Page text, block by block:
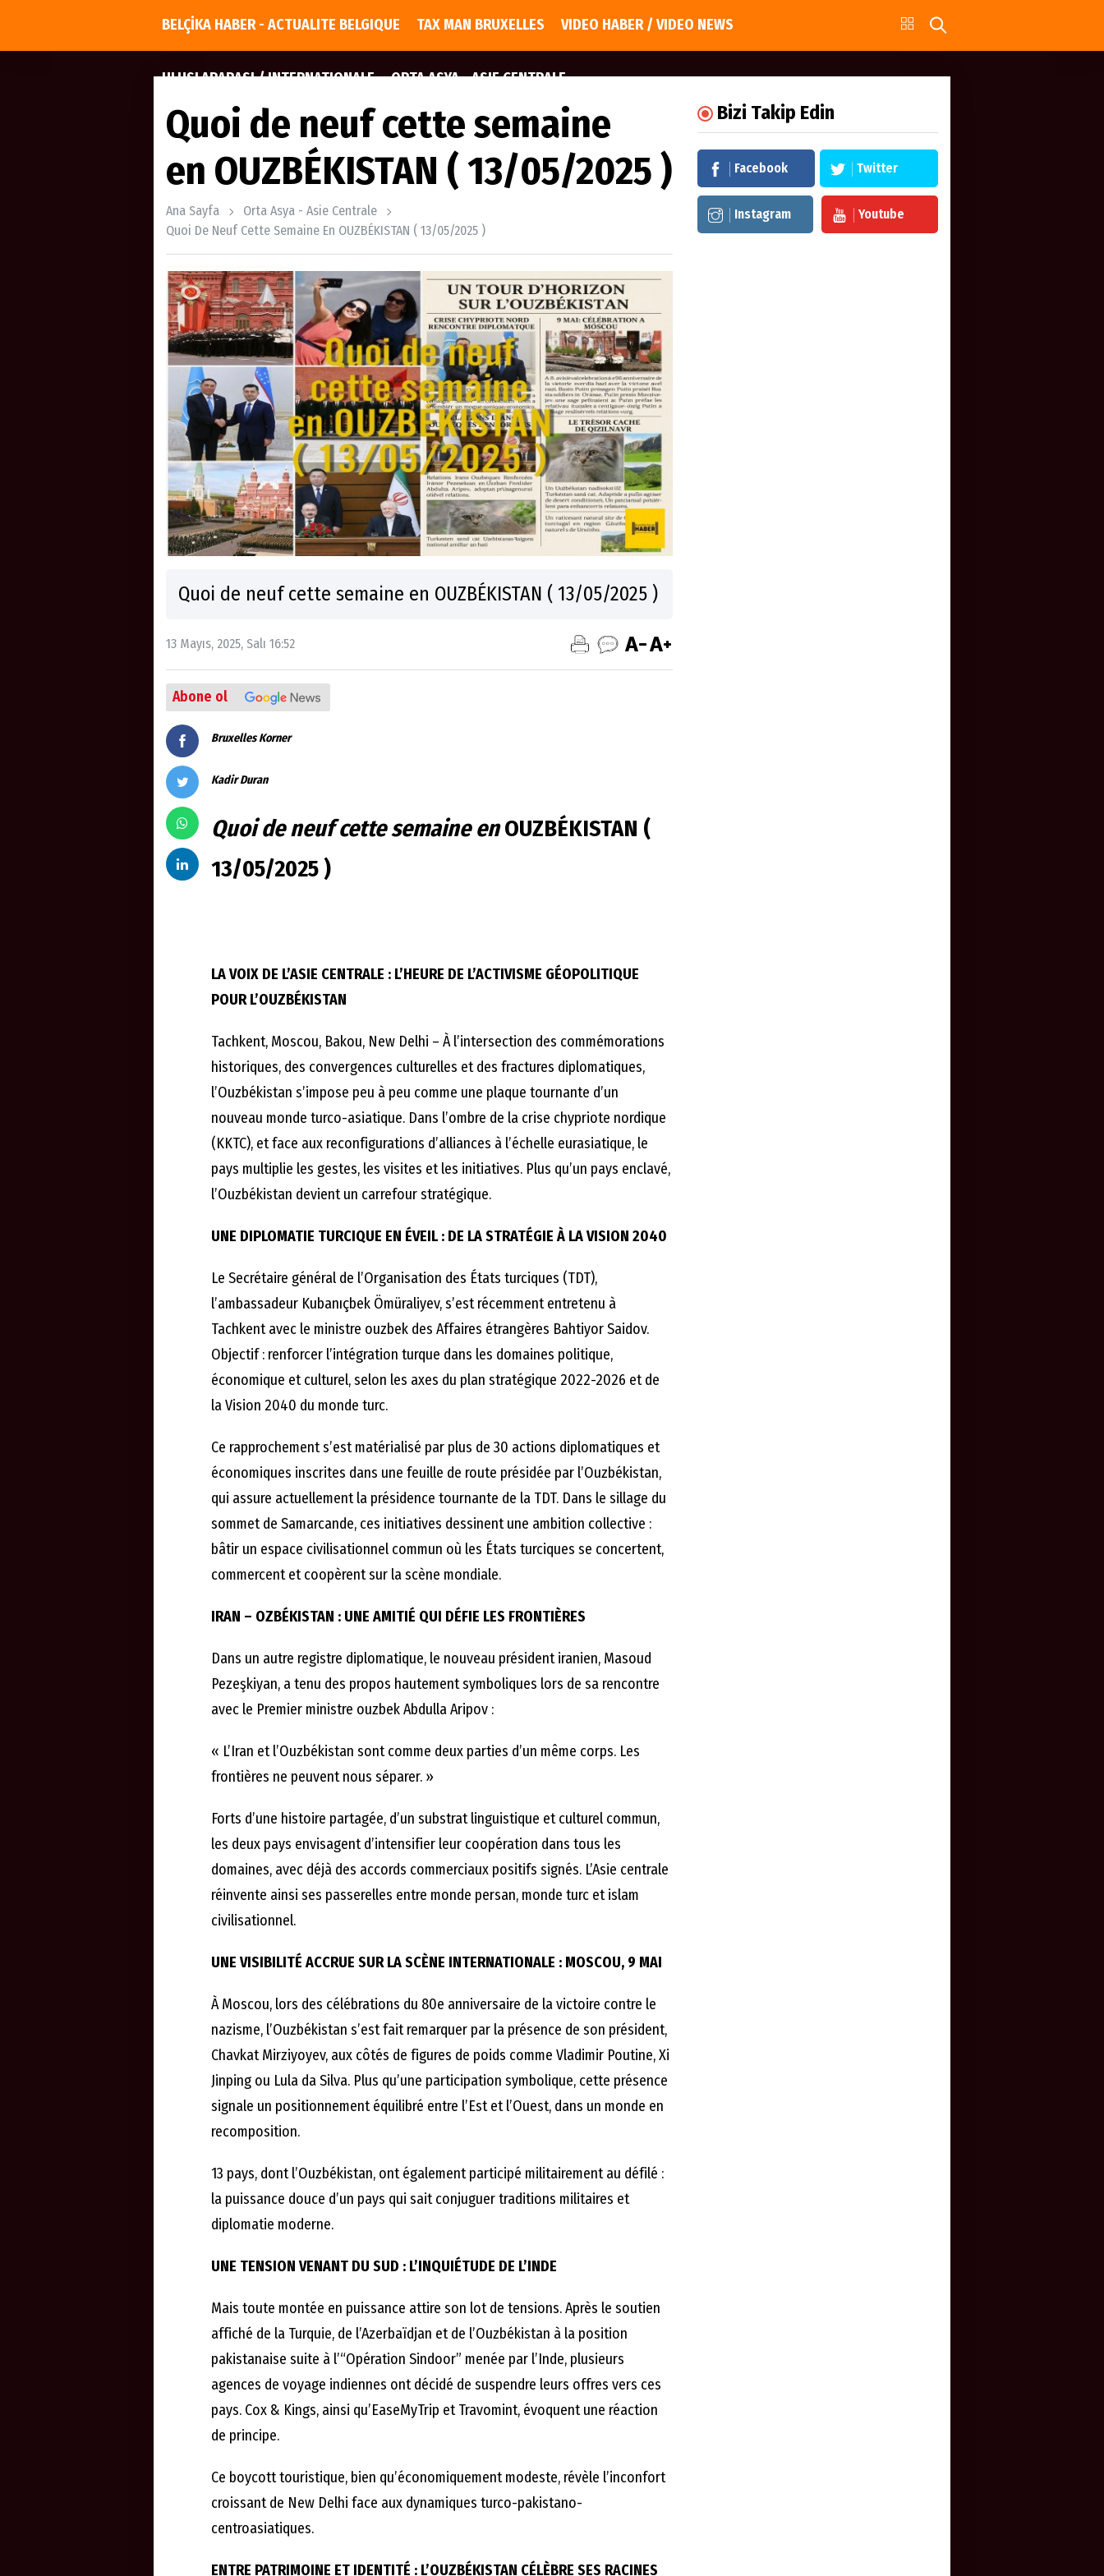
BELÇİKA HABER - ACTUALITE BELGIQUE TAX MAN BRUXELLES VIDEO HABER / VIDEO NEWS
ULUSLARARASI / INTERNATIONALE ORTA ASYA - ASIE CENTRALE
Quoi de neuf cette semaine
en OUZBÉKISTAN ( 13/05/2025 )
Ana Sayfa
Orta Asya - Asie Centrale
Quoi De Neuf Cette Semaine En OUZBÉKISTAN ( 13/05/2025 )
Quoi de neuf cette semaine en OUZBÉKISTAN ( 13/05/2025 )
13 Mayıs, 2025, Salı 16:52
Abone ol
Bruxelles Korner
Kadir Duran
Quoi de neuf cette semaine enOUZBÉKISTAN (
13/05/2025 )
LA VOIX DE L’ASIE CENTRALE : L’HEURE DE L’ACTIVISME GÉOPOLITIQUE
POUR L’OUZBÉKISTAN
Tachkent, Moscou, Bakou, New Delhi – À l’intersection des commémorations
historiques, des convergences culturelles et des fractures diplomatiques,
l’Ouzbékistan s’impose peu à peu comme une plaque tournante d’un
nouveau monde turco-asiatique. Dans l’ombre de la crise chypriote nordique
(KKTC), et face aux reconfigurations d’alliances à l’échelle eurasiatique, le
pays multiplie les gestes, les visites et les initiatives. Plus qu’un pays enclavé,
l’Ouzbékistan devient un carrefour stratégique.
UNE DIPLOMATIE TURCIQUE EN ÉVEIL : DE LA STRATÉGIE À LA VISION 2040
Le Secrétaire général de l’Organisation des États turciques (TDT),
l’ambassadeur Kubanıçbek Ömüraliyev, s’est récemment entretenu à
Tachkent avec le ministre ouzbek des Affaires étrangères Bahtiyor Saidov.
Objectif : renforcer l’intégration turque dans les domaines politique,
économique et culturel, selon les axes du plan stratégique 2022-2026 et de
la Vision 2040 du monde turc.
Ce rapprochement s’est matérialisé par plus de 30 actions diplomatiques et
économiques inscrites dans une feuille de route présidée par l’Ouzbékistan,
qui assure actuellement la présidence tournante de la TDT. Dans le sillage du
sommet de Samarcande, ces initiatives dessinent une ambition collective :
bâtir un espace civilisationnel commun où les États turciques se concertent,
commercent et coopèrent sur la scène mondiale.
IRAN – OZBÉKISTAN : UNE AMITIÉ QUI DÉFIE LES FRONTIÈRES
Dans un autre registre diplomatique, le nouveau président iranien, Masoud
Pezeşkiyan, a tenu des propos hautement symboliques lors de sa rencontre
avec le Premier ministre ouzbek Abdulla Aripov :
« L’Iran et l’Ouzbékistan sont comme deux parties d’un même corps. Les
frontières ne peuvent nous séparer. »
Forts d’une histoire partagée, d’un substrat linguistique et culturel commun,
les deux pays envisagent d’intensifier leur coopération dans tous les
domaines, avec déjà des accords commerciaux positifs signés. L’Asie centrale
réinvente ainsi ses passerelles entre monde persan, monde turc et islam
civilisationnel.
UNE VISIBILITÉ ACCRUE SUR LA SCÈNE INTERNATIONALE : MOSCOU, 9 MAI
À Moscou, lors des célébrations du 80e anniversaire de la victoire contre le
nazisme, l’Ouzbékistan s’est fait remarquer par la présence de son président,
Chavkat Mirziyoyev, aux côtés de figures de poids comme Vladimir Poutine, Xi
Jinping ou Lula da Silva. Plus qu’une participation symbolique, cette présence
signale un positionnement équilibré entre l’Est et l’Ouest, dans un monde en
recomposition.
13 pays, dont l’Ouzbékistan, ont également participé militairement au défilé :
la puissance douce d’un pays qui sait conjuguer traditions militaires et
diplomatie moderne.
UNE TENSION VENANT DU SUD : L’INQUIÉTUDE DE L’INDE
Mais toute montée en puissance attire son lot de tensions. Après le soutien
affiché de la Turquie, de l’Azerbaïdjan et de l’Ouzbékistan à la position
pakistanaise suite à l’“Opération Sindoor” menée par l’Inde, plusieurs
agences de voyage indiennes ont décidé de suspendre leurs offres vers ces
pays. Cox & Kings, ainsi qu’EaseMyTrip et Travomint, évoquent une réaction
de principe.
Ce boycott touristique, bien qu’économiquement modeste, révèle l’inconfort
croissant de New Delhi face aux dynamiques turco-pakistano-
centroasiatiques.
ENTRE PATRIMOINE ET IDENTITÉ : L’OUZBÉKISTAN CÉLÈBRE SES RACINES
Bizi Takip Edin
Facebook Twitter
Instagram Youtube